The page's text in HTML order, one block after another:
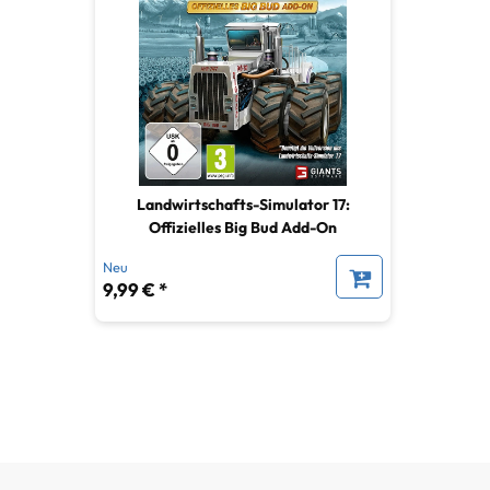
Landwirtschafts-Simulator 17:
Offizielles Big Bud Add-On
Neu
9,99 € *